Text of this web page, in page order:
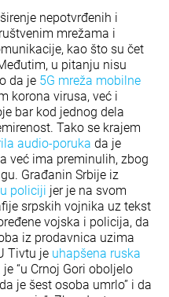
nepotvrđenih i
mrežama i
kao što su čet
u pitanju nisu
da je 5G mreža mobilne
korona virusa, već i
bar kod jednog dela
Tako se krajem
audio-poruka da je
već ima preminulih, zbog
Građanin Srbije iz
policiji jer je na svom
srpskih vojnika uz tekst
vojska i policija, da
iz prodavnica uzima
Tivtu je uhapšena ruska
“u Crnoj Gori oboljelo
je šest osoba umrlo” i da